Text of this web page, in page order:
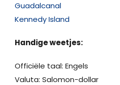
Guadalcanal
Kennedy Island
Handige weetjes:
Officiële taal: Engels
Valuta: Salomon-dollar